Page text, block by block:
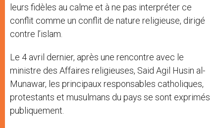
leurs fidèles au calme et à ne pas interpréter ce
conflit comme un conflit de nature religieuse, dirigé
contre l’islam.
Le 4 avril dernier, après une rencontre avec le
ministre des Affaires religieuses, Said Agil Husin al-
Munawar, les principaux responsables catholiques,
protestants et musulmans du pays se sont exprimés
publiquement.